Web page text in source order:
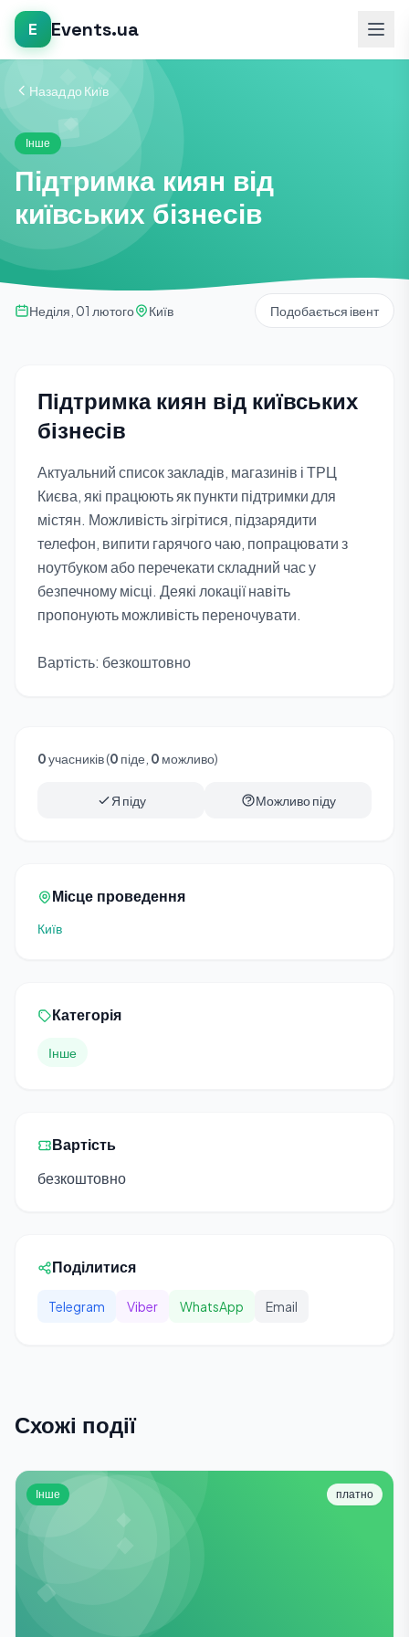
E Events.ua
Назад до Київ
Інше
Підтримка киян від
київських бізнесів
Неділя, 01 лютого Київ Подобається івент
Підтримка киян від київських
бізнесів
Актуальний список закладів, магазинів і ТРЦ
Києва, які працюють як пункти підтримки для
містян. Можливість зігрітися, підзарядити
телефон, випити гарячого чаю, попрацювати з
ноутбуком або перечекати складний час у
безпечному місці. Деякі локації навіть
пропонують можливість переночувати.
Вартість: безкоштовно
0учасників (0 піде, 0 можливо)
Я піду Можливо піду
Місце проведення
Київ
Категорія
Інше
Вартість
безкоштовно
Поділитися
Telegram Viber WhatsApp Email
Схожі події
Інше платно